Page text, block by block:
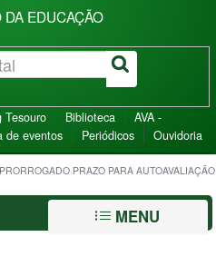
EDUCAÇÃO
Tesouro Biblioteca
AVA -
de eventos Periódicos Ouvidoria
PRORROGADO PRAZO PARA AUTOAVALIAÇÃO
MENU